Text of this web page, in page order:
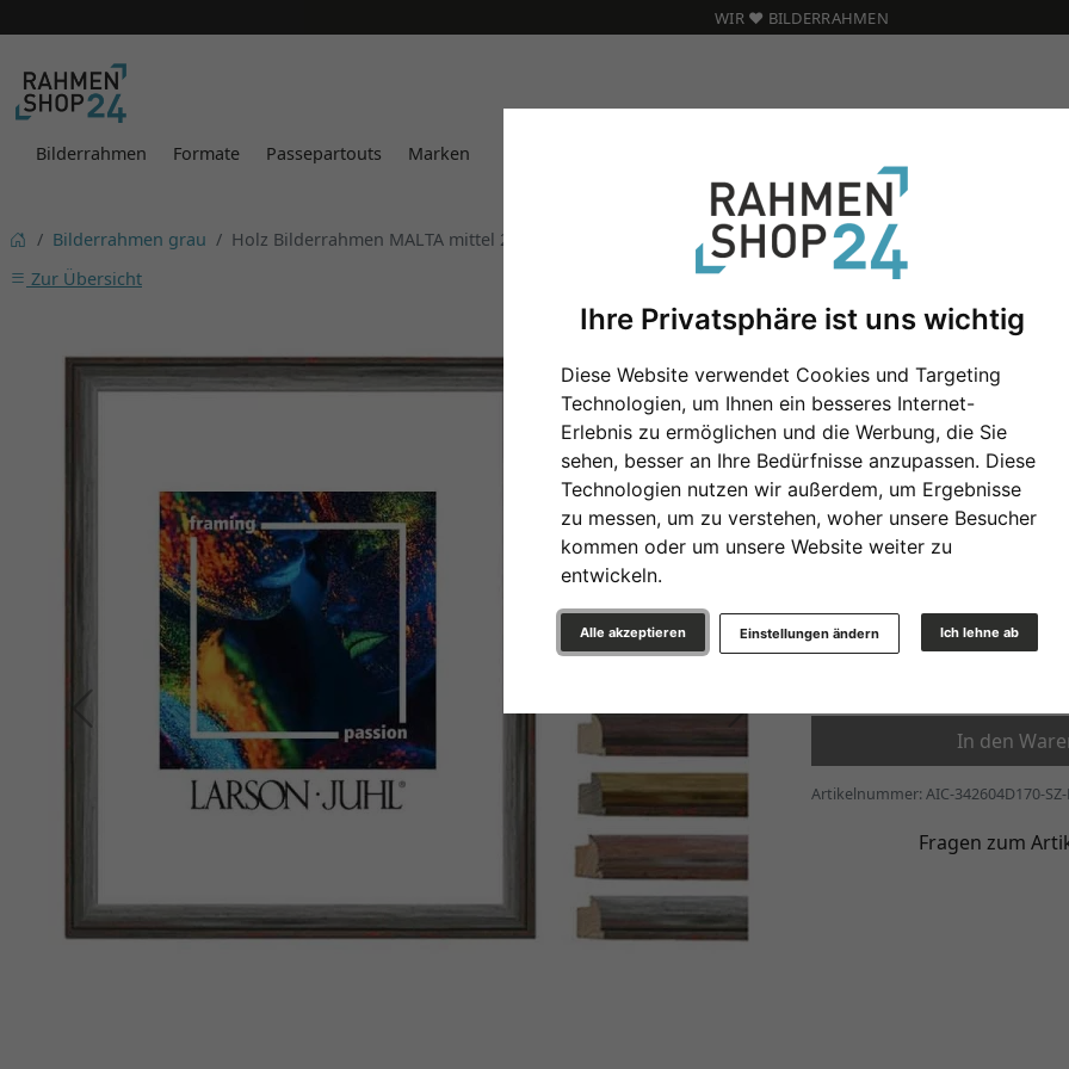
Ihre Privatsphäre ist uns wichtig
Diese Website verwendet Cookies und Targeting
Technologien, um Ihnen ein besseres Internet-
Erlebnis zu ermöglichen und die Werbung, die Sie
sehen, besser an Ihre Bedürfnisse anzupassen. Diese
Technologien nutzen wir außerdem, um Ergebnisse
zu messen, um zu verstehen, woher unsere Besucher
kommen oder um unsere Website weiter zu
entwickeln.
Alle akzeptieren Ich lehne ab
Einstellungen ändern
WIR ❤️ BILDERRAHMEN
Bilderrahmen Formate Passepartouts Marken
Bilderrahmen grau
Holz Bilderrahmen MALTA mittel 2,5 nach Maß
Zur Übersicht
Zurück
Holz
Farbe
Glasart
» zur Maßanfertigung
ab58,75 € *
In den
Artikelnummer: AIC-342604D170-SZ-
Fragen zum